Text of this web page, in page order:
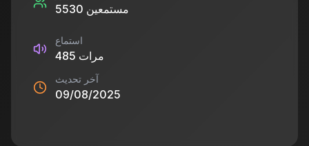
5530 مستمعين
استماع
485 مرات
آخر تحديث
09/08/2025